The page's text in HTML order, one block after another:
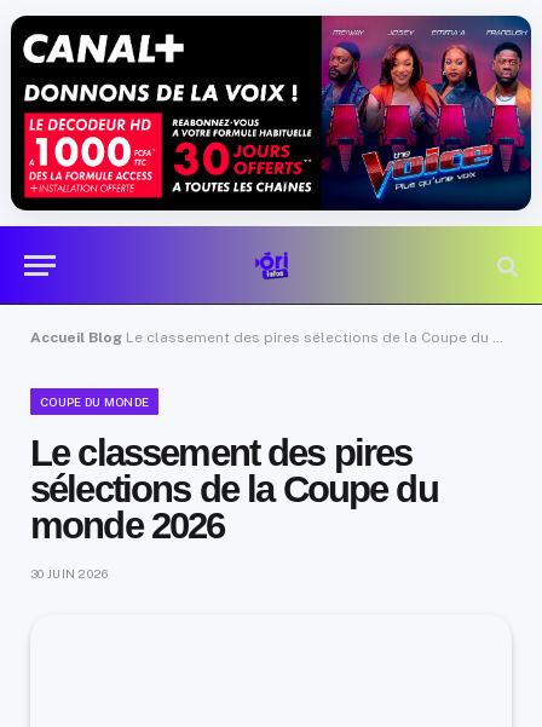
Accueil Blog Le classement des pires sélections de la Coupe du monde 2026
COUPE DU MONDE
Le classement des pires
sélections de la Coupe du
monde 2026
30 JUIN 2026